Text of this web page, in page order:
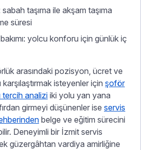
taşıma ile akşam taşıma
süresi
yolcu konforu için günlük iç
arasındaki pozisyon, ücret ve
karşılaştırmak isteyenler için şoför
analizi iki yolu yan yana
girmeyi düşünenler ise servis
belge ve eğitim sürecini
Deneyimli bir İzmit servis
güzergâhtan vardiya amirliğine